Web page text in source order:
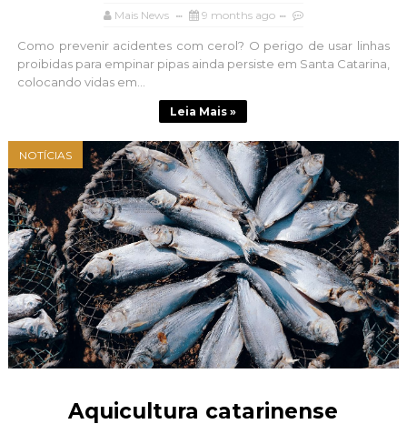
Mais News 9 months ago
Como prevenir acidentes com cerol? O perigo de usar linhas
proibidas para empinar pipas ainda persiste em Santa Catarina,
colocando vidas em...
Leia Mais »
NOTÍCIAS
Aquicultura catarinense